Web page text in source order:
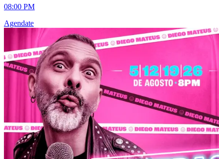
08:00 PM
Agendate